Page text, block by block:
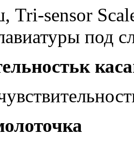
Tri-sensor
под
к